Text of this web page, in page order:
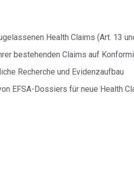
Health Claims (Art. 13
bestehenden Claims auf
Recherche und Evidenzaufbau
EFSA-Dossiers für neue Health